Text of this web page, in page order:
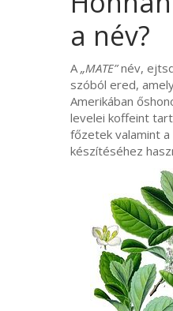
a név?
A„MATE”név,
szóból ered,
Amerikában
levelei koffeint
főzetek valamint
készítéséhez